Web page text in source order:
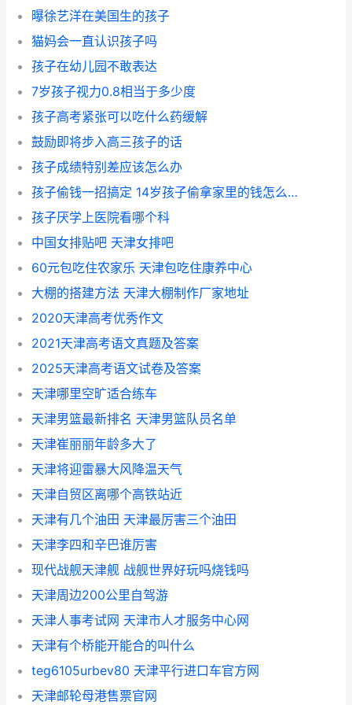
曝徐艺洋在美国生的孩子
猫妈会一直认识孩子吗
孩子在幼儿园不敢表达
7岁孩子视力0.8相当于多少度
孩子高考紧张可以吃什么药缓解
鼓励即将步入高三孩子的话
孩子成绩特别差应该怎么办
孩子偷钱一招搞定 14岁孩子偷拿家里的钱怎么教育
孩子厌学上医院看哪个科
中国女排贴吧 天津女排吧
60元包吃住农家乐 天津包吃住康养中心
大棚的搭建方法 天津大棚制作厂家地址
2020天津高考优秀作文
2021天津高考语文真题及答案
2025天津高考语文试卷及答案
天津哪里空旷适合练车
天津男篮最新排名 天津男篮队员名单
天津崔丽丽年龄多大了
天津将迎雷暴大风降温天气
天津自贸区离哪个高铁站近
天津有几个油田 天津最厉害三个油田
天津李四和辛巴谁厉害
现代战舰天津舰 战舰世界好玩吗烧钱吗
天津周边200公里自驾游
天津人事考试网 天津市人才服务中心网
天津有个桥能开能合的叫什么
teg6105urbev80 天津平行进口车官方网
天津邮轮母港售票官网